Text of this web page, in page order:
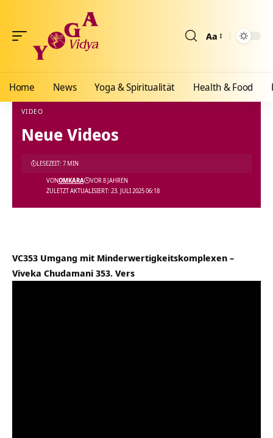
Aa
Home News Yoga & Spiritualität Health & Food
Yoga Vidya Blog - Yoga, Meditation und Ayurveda
VIDEO
Neue Videos
ZULETZT AKTUALISIERT: 23. JULI 2025 06:18
VONOMKARA VOR 8 JAHREN
LESEZEIT: 7 MIN
VC353 Umgang mit Minderwertigkeitskomplexen –
Viveka Chudamani 353. Vers